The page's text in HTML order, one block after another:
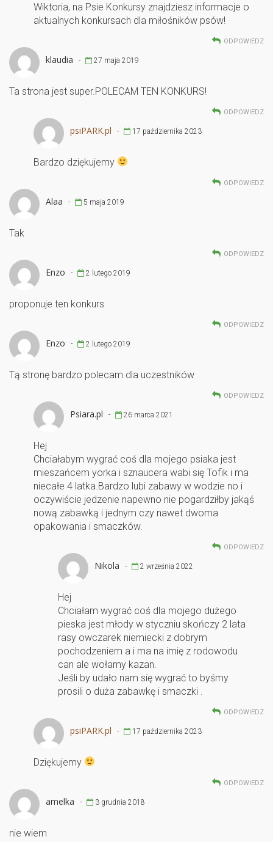
Wiktoria, na Psie Konkursy znajdziesz informacje o
aktualnych konkursach dla miłośników psów!
ODPOWIEDZ
klaudia - 27 maja 2019
Ta strona jest super.POLECAM TEN KONKURS!
ODPOWIEDZ
psiPARK.pl - 17 października 2023
Bardzo dziękujemy
ODPOWIEDZ
Alaa - 5 maja 2019
Tak
ODPOWIEDZ
Enzo - 2 lutego 2019
proponuje ten konkurs
ODPOWIEDZ
Enzo - 2 lutego 2019
Tą stronę bardzo polecam dla uczestników
ODPOWIEDZ
Psiara.pl - 26 marca 2021
Hej
Chciałabym wygrać coś dla mojego psiaka jest
mieszańcem yorka i sznaucera wabi się Tofik i ma
niecałe 4 latka.Bardzo lubi zabawy w wodzie no i
oczywiście jedzenie napewno nie pogardziłby jakąś
nową zabawką i jednym czy nawet dwoma
opakowania i smaczków.
ODPOWIEDZ
Nikola - 2 września 2022
Hej
Chciałam wygrać coś dla mojego dużego
pieska jest młody w styczniu skończy 2 lata
rasy owczarek niemiecki z dobrym
pochodzeniem a i ma na imię z rodowodu
can ale wołamy kazan.
Jeśli by udało nam się wygrać to byśmy
prosili o duża zabawkę i smaczki .
ODPOWIEDZ
psiPARK.pl - 17 października 2023
Dziękujemy
ODPOWIEDZ
amelka - 3 grudnia 2018
nie wiem